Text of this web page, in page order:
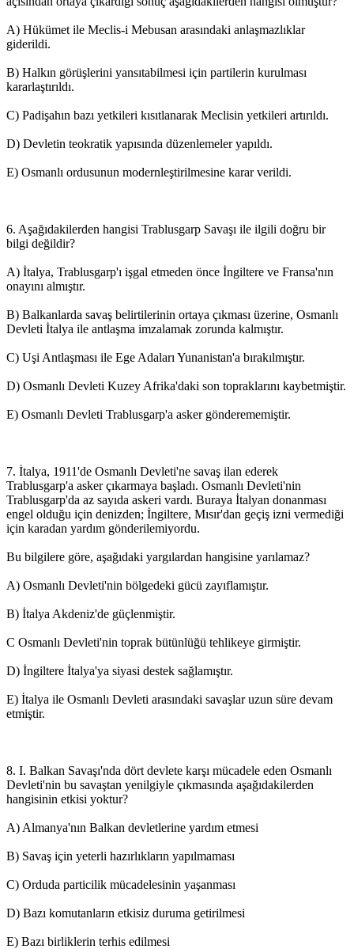
A) Hükümet ile Meclis-i Mebusan arasındaki anlaşmazlıklar
giderildi.
B) Halkın görüşlerini yansıtabilmesi için partilerin kurulması
kararlaştırıldı.
C) Padişahın bazı yetkileri kısıtlanarak Meclisin yetkileri artırıldı.
D) Devletin teokratik yapısında düzenlemeler yapıldı.
E) Osmanlı ordusunun modernleştirilmesine karar verildi.
6. Aşağıdakilerden hangisi Trablusgarp Savaşı ile ilgili doğru bir
bilgi değildir?
A) İtalya, Trablusgarp'ı işgal etmeden önce İngiltere ve Fransa'nın
onayını almıştır.
B) Balkanlarda savaş belirtilerinin ortaya çıkması üzerine, Osmanlı
Devleti İtalya ile antlaşma imzalamak zorunda kalmıştır.
C) Uşi Antlaşması ile Ege Adaları Yunanistan'a bırakılmıştır.
D) Osmanlı Devleti Kuzey Afrika'daki son topraklarını kaybetmiştir.
E) Osmanlı Devleti Trablusgarp'a asker gönderememiştir.
7. İtalya, 1911'de Osmanlı Devleti'ne savaş ilan ederek
Trablusgarp'a asker çıkarmaya başladı. Osmanlı Devleti'nin
Trablusgarp'da az sayıda askeri vardı. Buraya İtalyan donanması
engel olduğu için denizden; İngiltere, Mısır'dan geçiş izni vermediği
için karadan yardım gönderilemiyordu.
Bu bilgilere göre, aşağıdaki yargılardan hangisine yarılamaz?
A) Osmanlı Devleti'nin bölgedeki gücü zayıflamıştır.
B) İtalya Akdeniz'de güçlenmiştir.
C Osmanlı Devleti'nin toprak bütünlüğü tehlikeye girmiştir.
D) İngiltere İtalya'ya siyasi destek sağlamıştır.
E) İtalya ile Osmanlı Devleti arasındaki savaşlar uzun süre devam
etmiştir.
8. I. Balkan Savaşı'nda dört devlete karşı mücadele eden Osmanlı
Devleti'nin bu savaştan yenilgiyle çıkmasında aşağıdakilerden
hangisinin etkisi yoktur?
A) Almanya'nın Balkan devletlerine yardım etmesi
B) Savaş için yeterli hazırlıkların yapılmaması
C) Orduda particilik mücadelesinin yaşanması
D) Bazı komutanların etkisiz duruma getirilmesi
E) Bazı birliklerin terhis edilmesi